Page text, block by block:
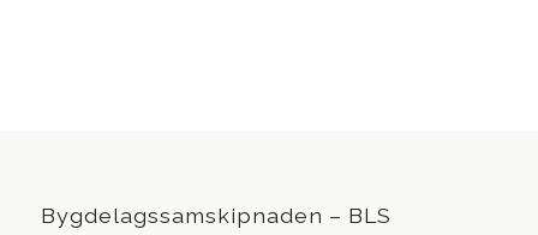
Bygdelagssamskipnaden – BLS